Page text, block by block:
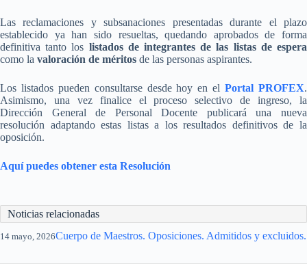
Las reclamaciones y subsanaciones presentadas durante el plazo
establecido ya han sido resueltas, quedando aprobados de forma
definitiva tanto los listados de integrantes de las listas de espera
como la valoración de méritos de las personas aspirantes.
Los listados pueden consultarse desde hoy en elPortal PROFEX.
Asimismo, una vez finalice el proceso selectivo de ingreso, la
Dirección General de Personal Docente publicará una nueva
resolución adaptando estas listas a los resultados definitivos de la
oposición.
Aquí puedes obtener esta Resolución
Noticias relacionadas
14 mayo, 2026Cuerpo de Maestros. Oposiciones. Admitidos y excluidos.